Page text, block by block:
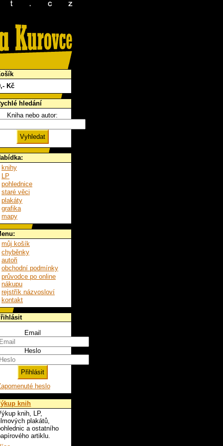
,- Kč
hledání
Kniha nebo autor:
knihy
LP
pohlednice
staré věci
plakáty
grafika
mapy
můj košík
chyběnky
autoři
obchodní podmínky
průvodce po online
nákupu
rejstřík názvosloví
kontakt
Email
Heslo
heslo
knih
knih, LP,
plakátů,
a ostatního
artiklu.